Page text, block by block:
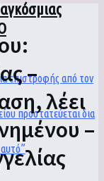
–
λέει
–